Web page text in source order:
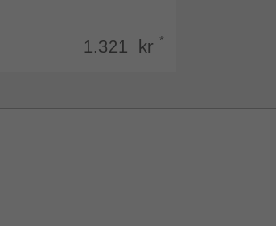
1.321 kr *